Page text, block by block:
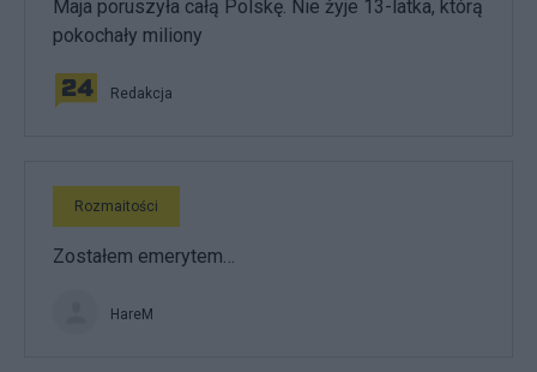
Maja poruszyła całą Polskę. Nie żyje 13-latka, którą
pokochały miliony
Redakcja
Rozmaitości
Zostałem emerytem…
HareM